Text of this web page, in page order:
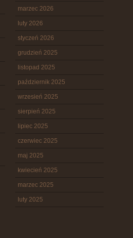
marzec 2026
luty 2026
styczeń 2026
grudzień 2025
listopad 2025
październik 2025
wrzesień 2025
sierpień 2025
lipiec 2025
czerwiec 2025
maj 2025
kwiecień 2025
marzec 2025
luty 2025